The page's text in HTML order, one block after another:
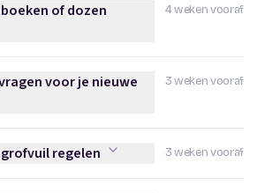
4 weken vooraf
of dozen bestellen afvinken
of dozen
3 weken vooraf
voor je nieuwe adres afvinken
voor je nieuwe
3 weken vooraf
regelen afvinken
regelen